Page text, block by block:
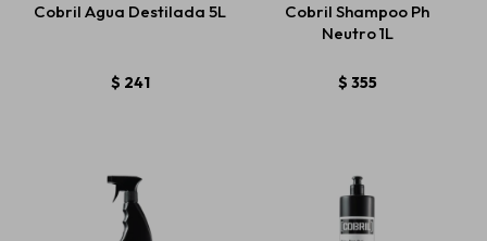
Cobril Agua Destilada 5L
$ 241
Cobril Shampoo Ph
Neutro 1L
$ 355
Estética automotriz